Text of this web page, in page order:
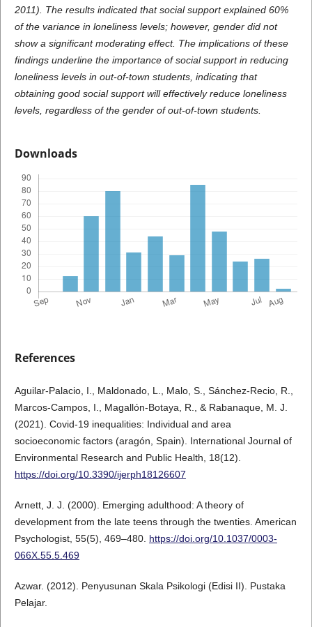
2011). The results indicated that social support explained 60%
of the variance in loneliness levels; however, gender did not
show a significant moderating effect. The implications of these
findings underline the importance of social support in reducing
loneliness levels in out-of-town students, indicating that
obtaining good social support will effectively reduce loneliness
levels, regardless of the gender of out-of-town students.
Downloads
References
Aguilar-Palacio, I., Maldonado, L., Malo, S., Sánchez-Recio, R.,
Marcos-Campos, I., Magallón-Botaya, R., & Rabanaque, M. J.
(2021). Covid-19 inequalities: Individual and area
socioeconomic factors (aragón, Spain). International Journal of
Environmental Research and Public Health, 18(12).
https://doi.org/10.3390/ijerph18126607
Arnett, J. J. (2000). Emerging adulthood: A theory of
development from the late teens through the twenties. American
Psychologist, 55(5), 469–480. https://doi.org/10.1037/0003-
066X.55.5.469
Azwar. (2012). Penyusunan Skala Psikologi (Edisi II). Pustaka
Pelajar.